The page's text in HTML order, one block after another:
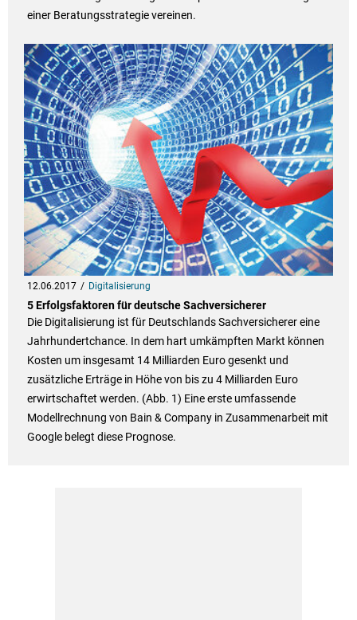
einer Beratungsstrategie vereinen.
12.06.2017 Digitalisierung
5 Erfolgsfaktoren für deutsche Sachversicherer
Die Digitalisierung ist für Deutschlands Sachversicherer eine
Jahrhundertchance. In dem hart umkämpften Markt können
Kosten um insgesamt 14 Milliarden Euro gesenkt und
zusätzliche Erträge in Höhe von bis zu 4 Milliarden Euro
erwirtschaftet werden. (Abb. 1) Eine erste umfassende
Modellrechnung von Bain & Company in Zusammenarbeit mit
Google belegt diese Prognose.